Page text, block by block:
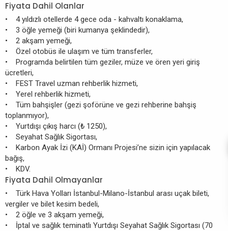
Fiyata Dahil Olanlar
• 4 yıldızlı otellerde 4 gece oda - kahvaltı konaklama,
• 3 öğle yemeği (biri kumanya şeklindedir),
• 2 akşam yemeği,
• Özel otobüs ile ulaşım ve tüm transferler,
• Programda belirtilen tüm geziler, müze ve ören yeri giriş
ücretleri,
• FEST Travel uzman rehberlik hizmeti,
• Yerel rehberlik hizmeti,
• Tüm bahşişler (gezi şoförüne ve gezi rehberine bahşiş
toplanmıyor),
• Yurtdışı çıkış harcı (₺ 1250),
• Seyahat Sağlık Sigortası,
• Karbon Ayak İzi (KAİ) Ormanı Projesi’ne sizin için yapılacak
bağış,
• KDV.
Fiyata Dahil Olmayanlar
• Türk Hava Yolları İstanbul-Milano-İstanbul arası uçak bileti,
vergiler ve bilet kesim bedeli,
• 2 öğle ve 3 akşam yemeği,
• İptal ve sağlık teminatlı Yurtdışı Seyahat Sağlık Sigortası (70